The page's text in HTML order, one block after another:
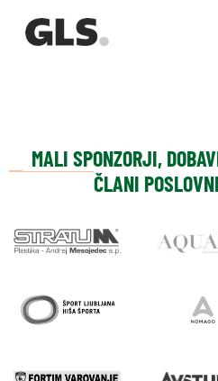
MALI SPONZORJI,
ČLANI